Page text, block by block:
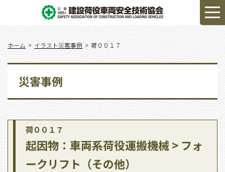
ホーム イラスト災害事例 荷００１７
災害事例
荷００１７
起因物：車両系荷役運搬機械 > フォ
ークリフト（その他）